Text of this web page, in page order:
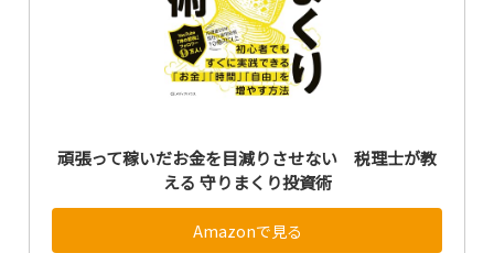
頑張って稼いだお金を目減りさせない 税理士が教
える 守りまくり投資術
Amazonで見る